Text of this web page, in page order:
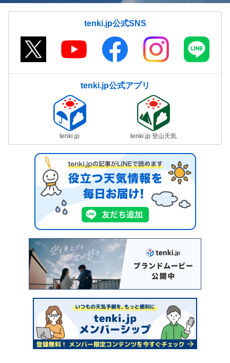
tenki.jp公式SNS
tenki.jp公式アプリ
tenki.jp tenki.jp 登山天気